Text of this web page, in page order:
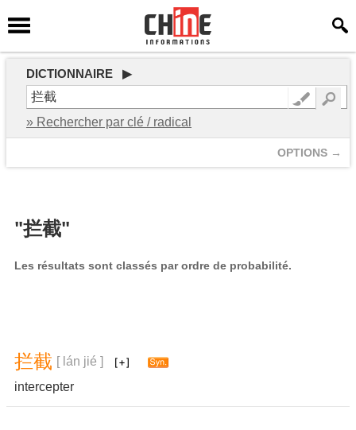
DICTIONNAIRE ▶
» Rechercher par clé / radical
OPTIONS →
"拦截"
Les résultats sont classés par ordre de probabilité.
拦截 [ lán jié ]
intercepter